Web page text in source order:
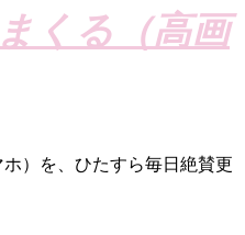
くる（高画
）を、ひたすら毎日絶賛更